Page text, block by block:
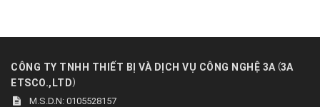
CÔNG TY TNHH THIẾT BỊ VÀ DỊCH VỤ CÔNG NGHỆ 3A (3A
ETSCO.,LTD)
M.S.D.N: 0105528157